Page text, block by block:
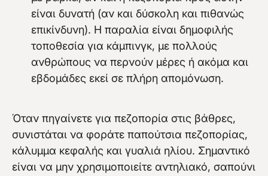
είναι δυνατή (αν και δύσκολη και πιθανώς
επικίνδυνη). Η παραλία είναι δημοφιλής
τοποθεσία για κάμπινγκ, με πολλούς
ανθρώπους να περνούν μέρες ή ακόμα και
εβδομάδες εκεί σε πλήρη απομόνωση.
Όταν πηγαίνετε για πεζοπορία στις βάθρες,
συνιστάται να φοράτε παπούτσια πεζοπορίας,
κάλυμμα κεφαλής και γυαλιά ηλίου. Σημαντικό
είναι να μην χρησιμοποιείτε αντηλιακό, σαπούνι